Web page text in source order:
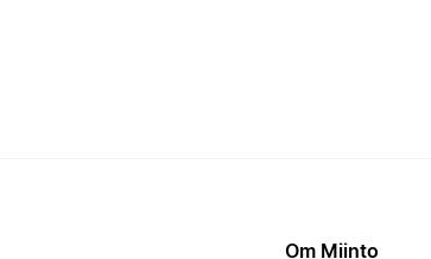
Om Miinto